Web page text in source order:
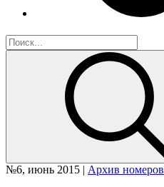
№6, июнь 2015 | Архив номеров